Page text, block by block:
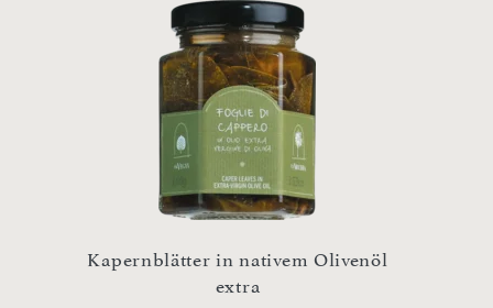
Kapernblätter in nativem Olivenöl
extra